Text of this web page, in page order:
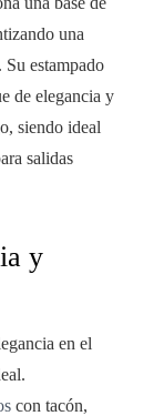
una
estampado
de elegancia y
siendo ideal
salidas
y
en el
con tacón,